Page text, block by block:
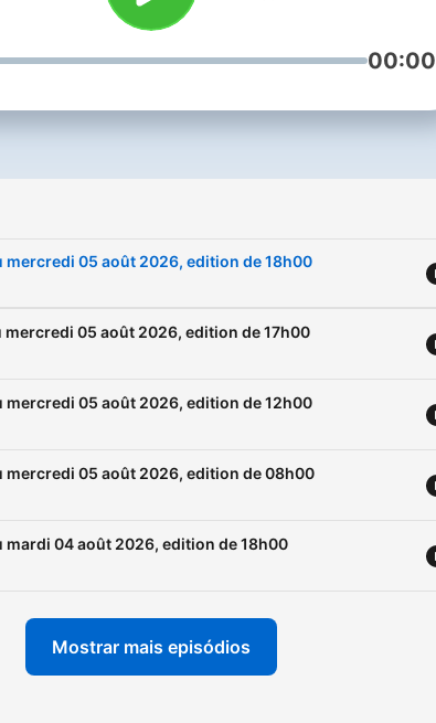
00:00
mercredi 05 août 2026, edition de 18h00
mercredi 05 août 2026, edition de 17h00
mercredi 05 août 2026, edition de 12h00
mercredi 05 août 2026, edition de 08h00
mardi 04 août 2026, edition de 18h00
Mostrar mais episódios